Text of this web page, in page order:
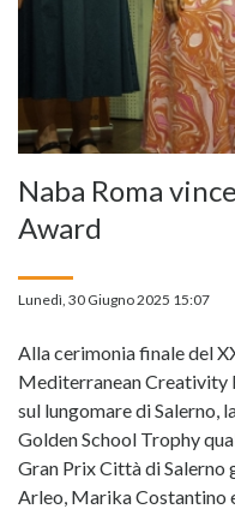
Naba Roma
Award
Lunedì, 30 Giugno 2025 15:07
Alla cerimonia finale del
Mediterranean Creativity
sul lungomare di Salerno,
Golden School Trophy
Gran Prix Città di Salerno
Arleo, Marika Costantino